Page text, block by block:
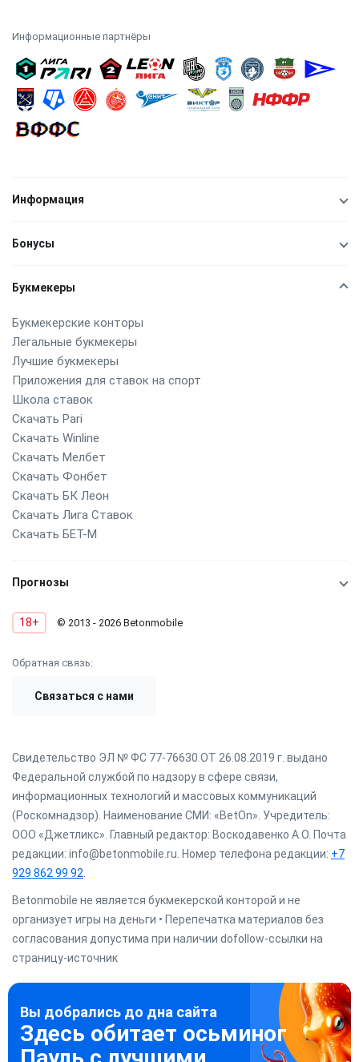
Информационные партнёры
Информация
Бонусы
Букмекеры
Букмекерские конторы
Легальные букмекеры
Лучшие букмекеры
Приложения для ставок на спорт
Школа ставок
Скачать Pari
Скачать Winline
Скачать Мелбет
Скачать Фонбет
Скачать БК Леон
Скачать Лига Ставок
Скачать БЕТ-М
Прогнозы
18+ © 2013 - 2026 Betonmobile
Обратная связь:
Связаться с нами
Свидетельство ЭЛ № ФС 77-76630 ОТ 26.08.2019 г. выдано
Федеральной службой по надзору в сфере связи,
информационных технологий и массовых коммуникаций
(Роскомнадзор). Наименование СМИ: «BetOn». Учредитель:
ООО «Джетликс». Главный редактор: Воскодавенко А.О. Почта
редакции: info@betonmobile.ru. Номер телефона редакции: +7
929 862 99 92.
Betonmobile не является букмекерской конторой и не
организует игры на деньги • Перепечатка материалов без
согласования допустима при наличии dofollow-ссылки на
страницу-источник